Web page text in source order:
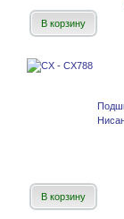
В корзину
В корзину